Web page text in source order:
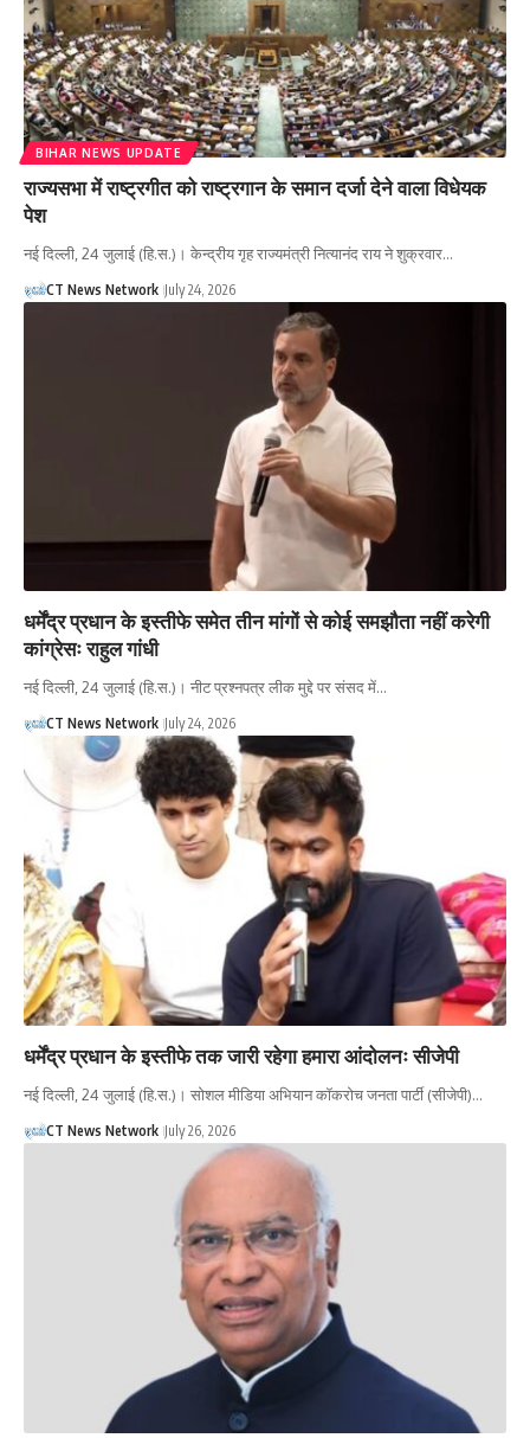
BIHAR NEWS UPDATE
राज्यसभा में राष्ट्रगीत को राष्ट्रगान के समान दर्जा देने वाला विधेयक
पेश
नई दिल्ली, 24 जुलाई (हि.स.)। केन्द्रीय गृह राज्यमंत्री नित्यानंद राय ने शुक्रवार…
CT News Network July 24, 2026
धर्मेंद्र प्रधान के इस्तीफे समेत तीन मांगों से कोई समझौता नहीं करेगी
कांग्रेसः राहुल गांधी
नई दिल्ली, 24 जुलाई (हि.स.)। नीट प्रश्नपत्र लीक मुद्दे पर संसद में…
CT News Network July 24, 2026
धर्मेंद्र प्रधान के इस्तीफे तक जारी रहेगा हमारा आंदोलनः सीजेपी
नई दिल्ली, 24 जुलाई (हि.स.)। सोशल मीडिया अभियान कॉकरोच जनता पार्टी (सीजेपी)…
CT News Network July 26, 2026